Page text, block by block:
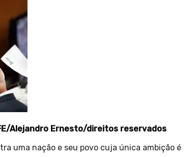
Alejandro Ernesto/direitos reservados
uma nação e seu povo cuja única ambição é